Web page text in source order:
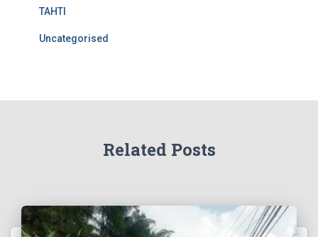
TAHTI
Uncategorised
Related Posts